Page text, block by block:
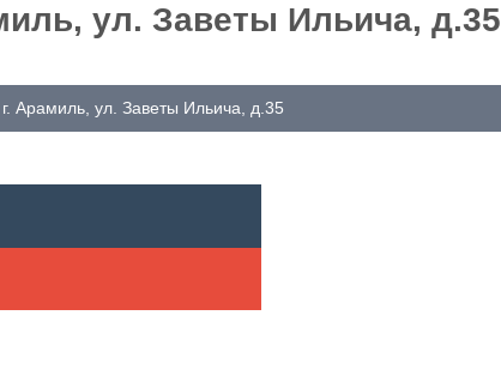
ул. Заветы Ильича, д.35
Арамиль, ул. Заветы Ильича, д.35